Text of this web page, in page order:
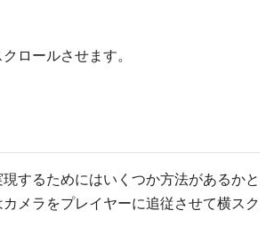
ロールさせます。
するためにはいくつか方法があるかと
メラをプレイヤーに追従させて横スク